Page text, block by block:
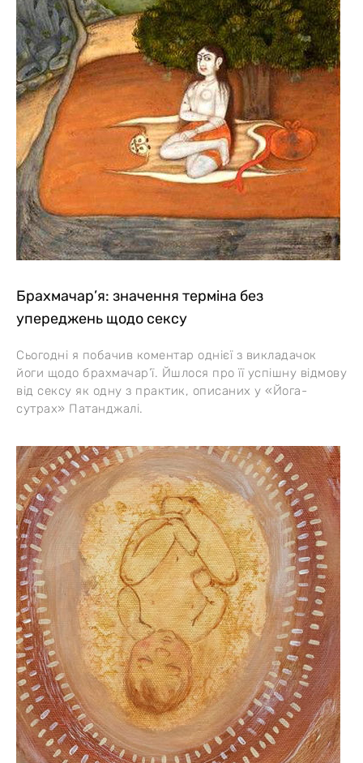
Брахмачар’я: значення терміна без
упереджень щодо сексу
Сьогодні я побачив коментар однієї з викладачок
йоги щодо брахмачар’ї. Йшлося про її успішну відмову
від сексу як одну з практик, описаних у «Йога-
сутрах» Патанджалі.